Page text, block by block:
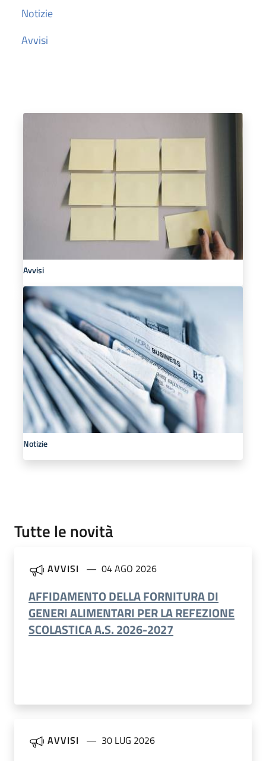
Notizie
Avvisi
Avvisi
Notizie
Tutte le novità
AVVISI 04 AGO 2026
AFFIDAMENTO DELLA FORNITURA DI
GENERI ALIMENTARI PER LA REFEZIONE
SCOLASTICA A.S. 2026-2027
AVVISI 30 LUG 2026